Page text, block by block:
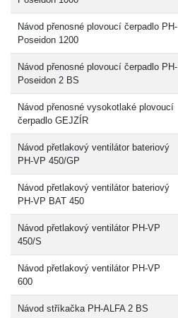
Návod přenosné plovoucí čerpadlo PH-
Poseidon 1200
Návod přenosné plovoucí čerpadlo PH-
Poseidon 2 BS
Návod přenosné vysokotlaké plovoucí
čerpadlo GEJZÍR
Návod přetlakový ventilátor bateriový
PH-VP 450/GP
Návod přetlakový ventilátor bateriový
PH-VP BAT 450
Návod přetlakový ventilátor PH-VP
450/S
Návod přetlakový ventilátor PH-VP
600
Návod stříkačka PH-ALFA 2 BS